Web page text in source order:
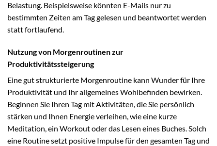
Belastung. Beispielsweise könnten E-Mails nur zu
bestimmten Zeiten am Tag gelesen und beantwortet werden
statt fortlaufend.
Nutzung von Morgenroutinen zur
Produktivitätssteigerung
Eine gut strukturierte Morgenroutine kann Wunder für Ihre
Produktivität und Ihr allgemeines Wohlbefinden bewirken.
Beginnen Sie Ihren Tag mit Aktivitäten, die Sie persönlich
stärken und Ihnen Energie verleihen, wie eine kurze
Meditation, ein Workout oder das Lesen eines Buches. Solch
eine Routine setzt positive Impulse für den gesamten Tag und